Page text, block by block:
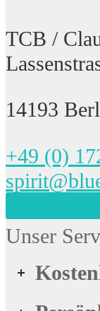
TCB /
14193
+49 (0)
Unser